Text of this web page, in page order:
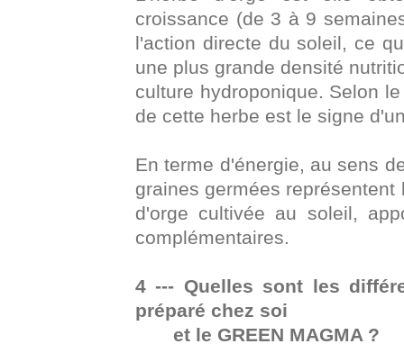
croissance (de 3 à 9
l'action directe du soleil, ce
une plus grande densité
culture hydroponique. Selon
de cette herbe est le signe
En terme d'énergie, au sens
graines germées
d'orge cultivée au soleil,
complémentaires.
4 --- Quelles sont les
préparé chez soi
et le GREEN MAGMA ?